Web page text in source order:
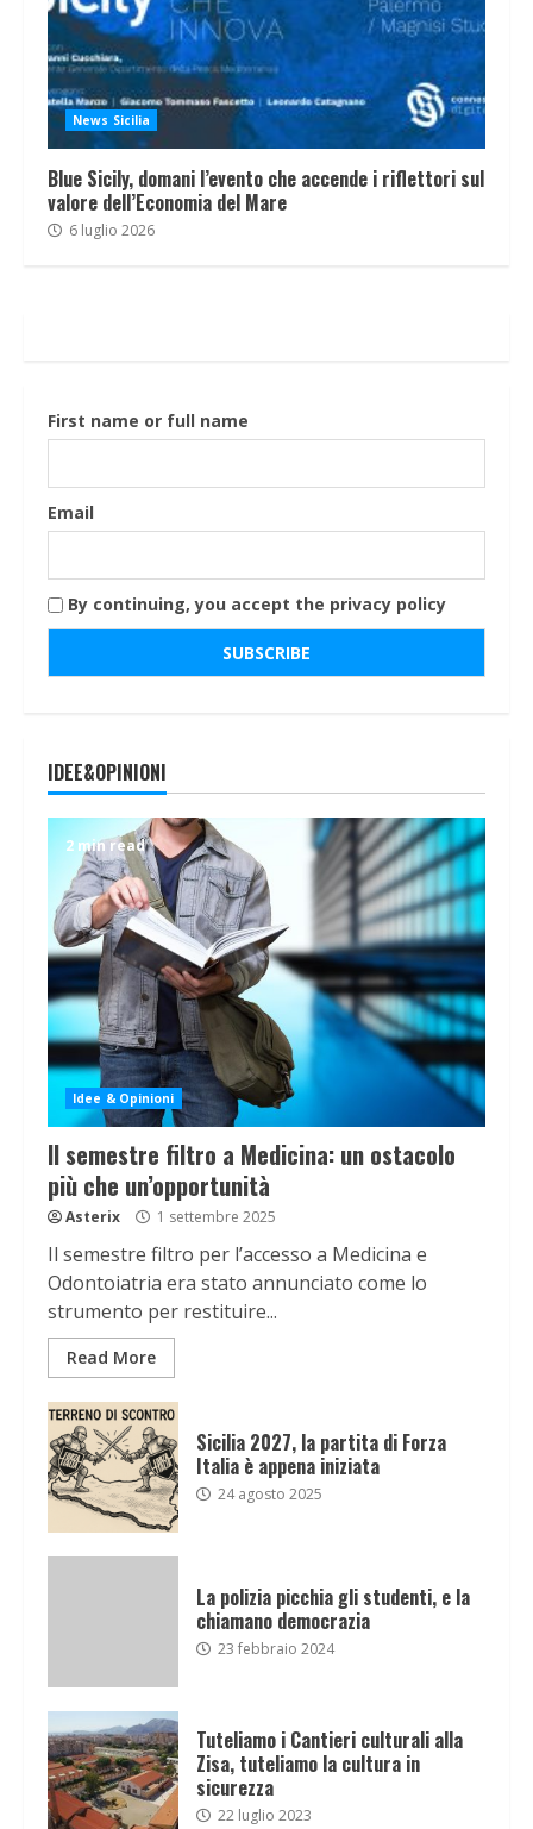
News Sicilia
Blue Sicily, domani l’evento che accende i riflettori sul
valore dell’Economia del Mare
6 luglio 2026
First name or full name
Email
By continuing, you accept the privacy policy
IDEE&OPINIONI
2 min read
Idee & Opinioni
Il semestre filtro a Medicina: un ostacolo
più che un’opportunità
Asterix 1 settembre 2025
Il semestre filtro per l’accesso a Medicina e
Odontoiatria era stato annunciato come lo
strumento per restituire...
Read More
Sicilia 2027, la partita di Forza
Italia è appena iniziata
24 agosto 2025
La polizia picchia gli studenti, e la
chiamano democrazia
23 febbraio 2024
Tuteliamo i Cantieri culturali alla
Zisa, tuteliamo la cultura in
sicurezza
22 luglio 2023